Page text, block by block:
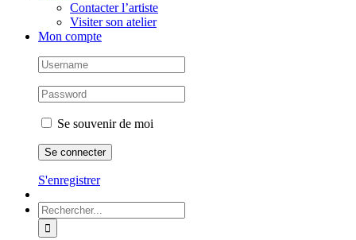
Contacter l’artiste
Visiter son atelier
Mon compte
Se souvenir de moi
S'enregistrer
Rechercher: